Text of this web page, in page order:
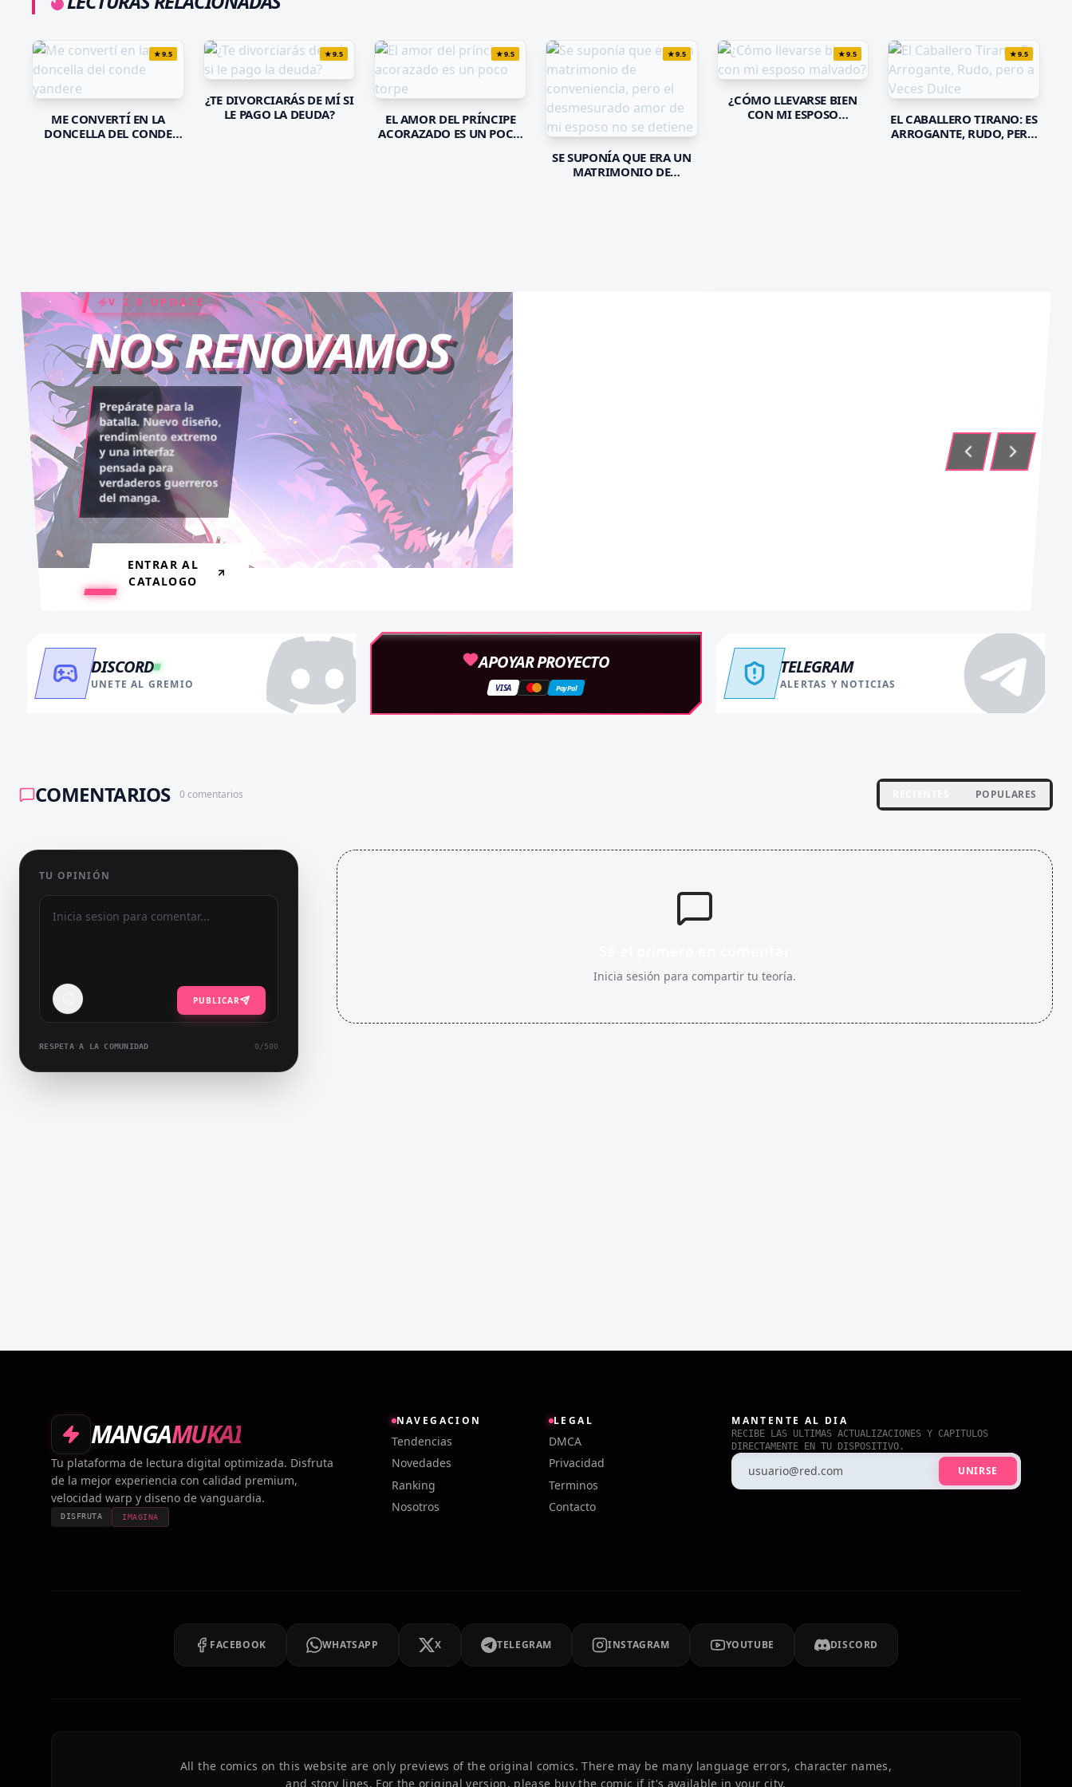
★9.5
ME CONVERTÍ EN LA
DONCELLA DEL CONDE
★9.5
¿TE DIVORCIARÁS DE MÍ SI
LE PAGO LA DEUDA?
★9.5
EL AMOR DEL PRÍNCIPE
ACORAZADO ES UN POCO
★9.5
SE SUPONÍA QUE ERA UN
MATRIMONIO DE
★9.5
¿CÓMO LLEVARSE BIEN
CON MI ESPOSO
★9.5
EL CABALLERO TIRANO: ES
ARROGANTE, RUDO, PERO
V 2.0 UPDATE
NOS RENOVAMOS
Prepárate para la
batalla. Nuevo diseño,
rendimiento extremo
y una interfaz
pensada para
verdaderos guerreros
del manga.
ENTRAR AL
CATALOGO
COIN RUSH
Desbloquea capítulos
legendarios. Recarga tus
monedas y accede al
contenido más exclusivo
sin límites.
RECARGAR AHORA
ELITE PASS
Asciende al rango máximo.
Experiencia sin anuncios,
descargas infinitas y acceso
anticipado.
VER BENEFICIOS
DISCORD
UNETE AL GREMIO
APOYAR PROYECTO
VISA PayPal
TELEGRAM
ALERTAS Y NOTICIAS
COMENTARIOS 0 comentarios POPULARES
TU OPINIÓN
PUBLICAR
RESPETA A LA COMUNIDAD 0 /500
Inicia sesión para compartir tu teoría.
MANGAMUKAI
Tu plataforma de lectura digital optimizada. Disfruta
de la mejor experiencia con calidad premium,
velocidad warp y diseno de vanguardia.
DISFRUTA IMAGINA
NAVEGACION
Tendencias
Novedades
Ranking
Nosotros
LEGAL
DMCA
Privacidad
Terminos
Contacto
MANTENTE AL DIA
RECIBE LAS ULTIMAS ACTUALIZACIONES Y CAPITULOS
DIRECTAMENTE EN TU DISPOSITIVO.
UNIRSE
FACEBOOK WHATSAPP X TELEGRAM INSTAGRAM YOUTUBE DISCORD
All the comics on this website are only previews of the original comics. There may be many language errors, character names,
and story lines. For the original version, please buy the comic if it's available in your city.